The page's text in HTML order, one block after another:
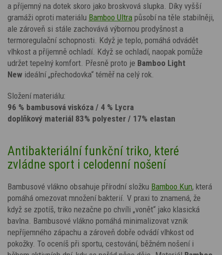
a příjemný na dotek skoro jako broskvová slupka. Díky vyšší
gramáži oproti materiálu Bamboo Ultra působí na těle stabilněji,
ale zároveň si stále zachovává výbornou prodyšnost a
termoregulační schopnosti. Když je teplo, pomáhá odvádět
vlhkost a příjemně ochladí. Když se ochladí, naopak pomůže
udržet tepelný komfort. Přesně proto je Bamboo Light
New ideální „přechodovka“ téměř na celý rok.
Složení materiálu:
96 % bambusová viskóza / 4 % Lycra
doplňkový materiál 83% polyester / 17% elastan
Antibakteriální funkční triko, které
zvládne sport i celodenní nošení
Bambusové vlákno obsahuje přírodní složku Bamboo Kun, která
pomáhá omezovat množení bakterií. V praxi to znamená, že
když se zpotíš, triko nezačne po chvíli „vonět“ jako klasická
bavlna. Bambusové vlákno pomáhá minimalizovat vznik
nepříjemného zápachu a zároveň dobře odvádí vlhkost od
pokožky. To oceníš při sportu, cestování, běžném nošení i